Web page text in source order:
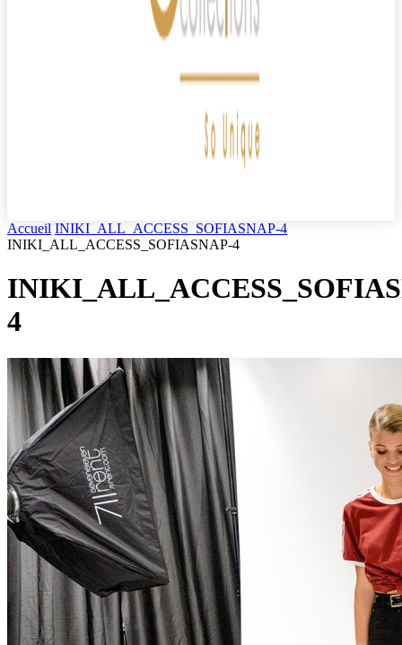
Accueil INIKI_ALL_ACCESS_SOFIASNAP-4
INIKI_ALL_ACCESS_SOFIASNAP-4
4